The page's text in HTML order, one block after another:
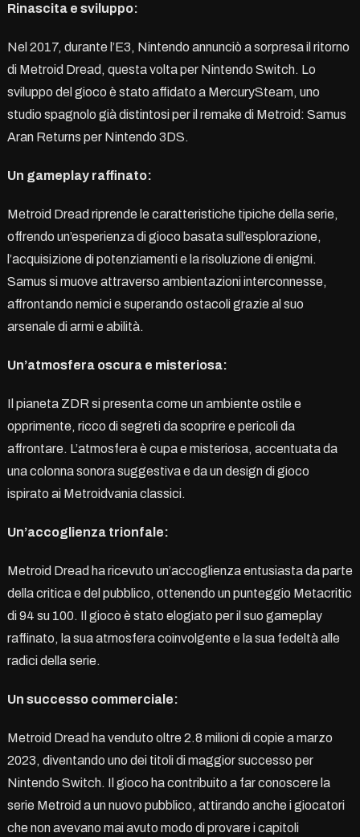
Rinascita e sviluppo:
Nel 2017, durante l’E3, Nintendo annunciò a sorpresa il ritorno
di Metroid Dread, questa volta per Nintendo Switch. Lo
sviluppo del gioco è stato affidato a MercurySteam, uno
studio spagnolo già distintosi per il remake di Metroid: Samus
Aran Returns per Nintendo 3DS.
Un gameplay raffinato:
Metroid Dread riprende le caratteristiche tipiche della serie,
offrendo un’esperienza di gioco basata sull’esplorazione,
l’acquisizione di potenziamenti e la risoluzione di enigmi.
Samus si muove attraverso ambientazioni interconnesse,
affrontando nemici e superando ostacoli grazie al suo
arsenale di armi e abilità.
Un’atmosfera oscura e misteriosa:
Il pianeta ZDR si presenta come un ambiente ostile e
opprimente, ricco di segreti da scoprire e pericoli da
affrontare. L’atmosfera è cupa e misteriosa, accentuata da
una colonna sonora suggestiva e da un design di gioco
ispirato ai Metroidvania classici.
Un’accoglienza trionfale:
Metroid Dread ha ricevuto un’accoglienza entusiasta da parte
della critica e del pubblico, ottenendo un punteggio Metacritic
di 94 su 100. Il gioco è stato elogiato per il suo gameplay
raffinato, la sua atmosfera coinvolgente e la sua fedeltà alle
radici della serie.
Un successo commerciale:
Metroid Dread ha venduto oltre 2.8 milioni di copie a marzo
2023, diventando uno dei titoli di maggior successo per
Nintendo Switch. Il gioco ha contribuito a far conoscere la
serie Metroid a un nuovo pubblico, attirando anche i giocatori
che non avevano mai avuto modo di provare i capitoli